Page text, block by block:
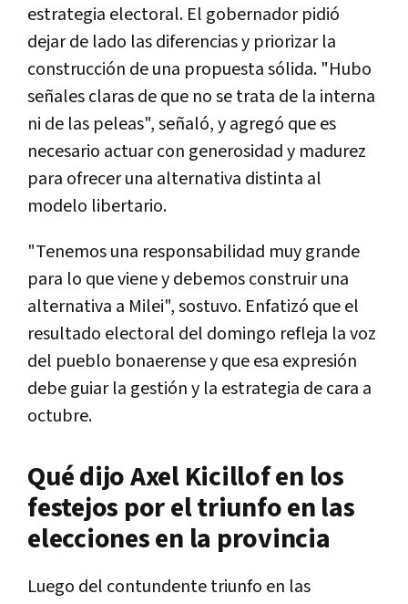
estrategia electoral. El gobernador pidió
dejar de lado las diferencias y priorizar la
construcción de una propuesta sólida. "Hubo
señales claras de que no se trata de la interna
ni de las peleas", señaló, y agregó que es
necesario actuar con generosidad y madurez
para ofrecer una alternativa distinta al
modelo libertario.
"Tenemos una responsabilidad muy grande
para lo que viene y debemos construir una
alternativa a Milei", sostuvo. Enfatizó que el
resultado electoral del domingo refleja la voz
del pueblo bonaerense y que esa expresión
debe guiar la gestión y la estrategia de cara a
octubre.
Qué dijo Axel Kicillof en los
festejos por el triunfo en las
elecciones en la provincia
Luego del contundente triunfo en las